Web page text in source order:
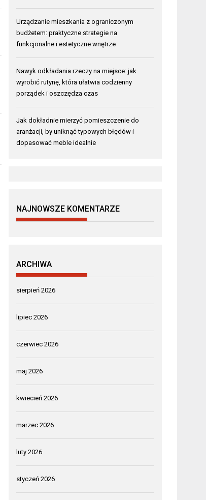
Urządzanie mieszkania z ograniczonym
budżetem: praktyczne strategie na
funkcjonalne i estetyczne wnętrze
Nawyk odkładania rzeczy na miejsce: jak
wyrobić rutynę, która ułatwia codzienny
porządek i oszczędza czas
Jak dokładnie mierzyć pomieszczenie do
aranżacji, by uniknąć typowych błędów i
dopasować meble idealnie
NAJNOWSZE KOMENTARZE
ARCHIWA
sierpień 2026
lipiec 2026
czerwiec 2026
maj 2026
kwiecień 2026
marzec 2026
luty 2026
styczeń 2026